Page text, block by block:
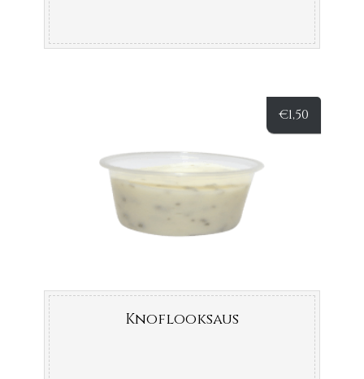
€1,50
Knoflooksaus